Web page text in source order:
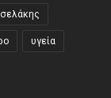
υγεία